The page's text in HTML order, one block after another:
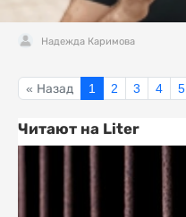
Надежда Каримова
« Назад 1 2 3 4 5
Читают на Liter